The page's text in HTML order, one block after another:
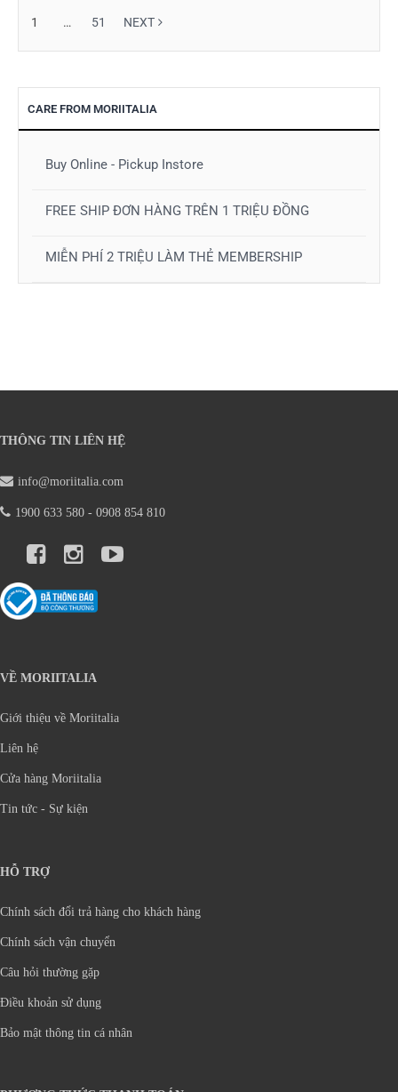
1 … 51 NEXT
CARE FROM MORIITALIA
Buy Online - Pickup Instore
FREE SHIP ĐƠN HÀNG TRÊN 1 TRIỆU ĐỒNG
MIỄN PHÍ 2 TRIỆU LÀM THẺ MEMBERSHIP
THÔNG TIN LIÊN HỆ
info@moriitalia.com
1900 633 580 - 0908 854 810
VỀ MORIITALIA
Giới thiệu về Moriitalia
Liên hệ
Cửa hàng Moriitalia
Tin tức - Sự kiện
HỖ TRỢ
Chính sách đổi trả hàng cho khách hàng
Chính sách vận chuyển
Câu hỏi thường gặp
Điều khoản sử dụng
Bảo mật thông tin cá nhân